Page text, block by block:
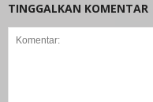
TINGGALKAN KOMENTAR